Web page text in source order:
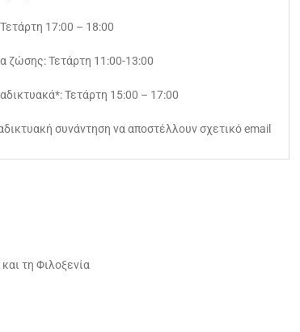
17:00 – 18:00
ζώσης: Τετάρτη 11:00-13:00
Τετάρτη 15:00 – 17:00
συνάντηση να αποστέλλουν σχετικό email
τη Φιλοξενία